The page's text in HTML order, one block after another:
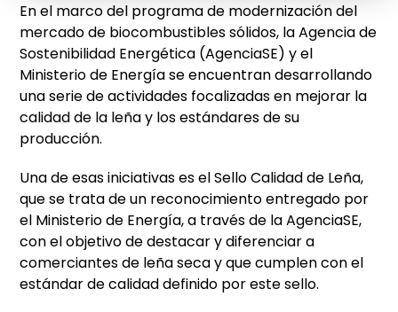
En el marco del programa de modernización del
mercado de biocombustiblessólidos, la Agencia de
Sostenibilidad Energética (AgenciaSE) y el
Ministerio de Energía se encuentran desarrollando
unaserie de actividades focalizadas en mejorar la
calidad de la leña y los estándaresde su
producción.
Una de esas iniciativas es el Sello Calidad de Leña,
que se trata de un reconocimiento entregado por
el Ministerio de Energía, a través de la AgenciaSE,
con el objetivo de destacar y diferenciar a
comerciantes de leña seca y que cumplen con el
estándar de calidad definido por este sello.